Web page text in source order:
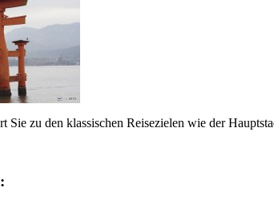
Sie zu den klassischen Reisezielen wie der